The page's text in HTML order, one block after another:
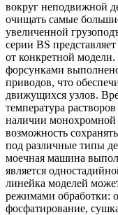
вокруг неподвижной
очищать самые
увеличенной
серии BS
от конкретной
форсунками
приводов, что
движущихся узлов.
температура
наличии монохромной
возможность
под различные типы
моечная машина
является
линейка моделей
режимами обработки:
фосфатирование,